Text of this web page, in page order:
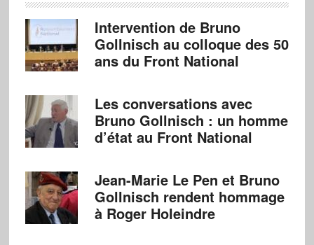
Intervention de Bruno
Gollnisch au colloque des 50
ans du Front National
Les conversations avec
Bruno Gollnisch : un homme
d’état au Front National
Jean-Marie Le Pen et Bruno
Gollnisch rendent hommage
à Roger Holeindre